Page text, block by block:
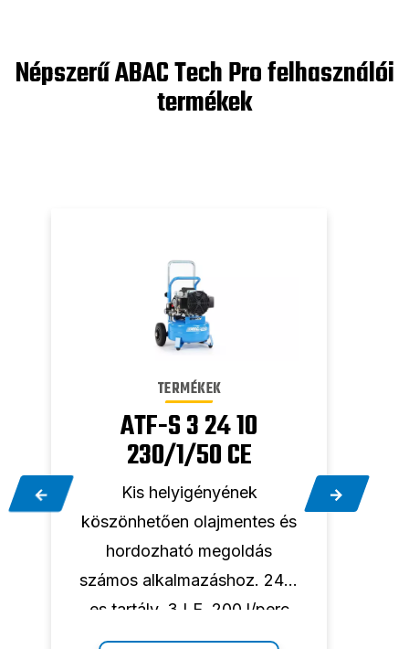
Népszerű ABAC Tech Pro felhasználói
termékek
TERMÉKEK
ATF-S 3 24 10
230/1/50 CE
Kis helyigényének
köszönhetően olajmentes és
hordozható megoldás
számos alkalmazáshoz. 24 l-
es tartály, 3 LE, 200 l/perc
és 10 bar maximális nyomás.